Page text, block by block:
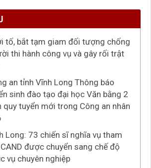
tố, bắt tạm giam đối tượng chống
thi hành công vụ và gây rối trật
an tỉnh Vĩnh Long Thông báo
sinh đào tạo đại học Văn bằng 2
quy tuyển mới trong Công an nhân
Long: 73 chiến sĩ nghĩa vụ tham
được chuyển sang chế độ
vụ chuyên nghiệp